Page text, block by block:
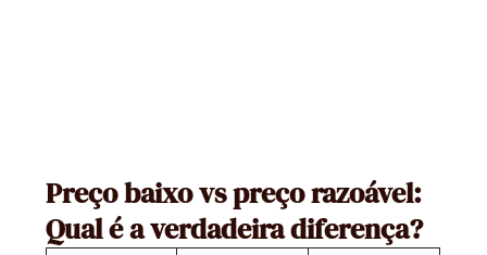
Preço baixo vs preço razoável:
Qual é a verdadeira diferença?